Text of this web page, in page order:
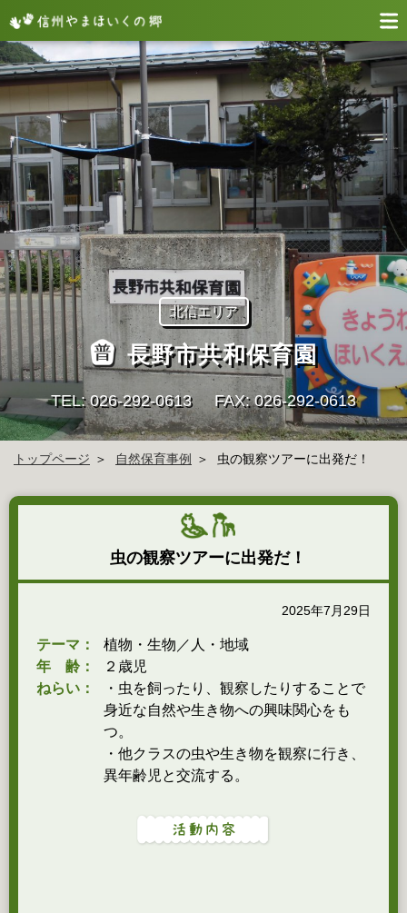
北信エリア
長野市共和保育園
TEL: 026-292-0613 FAX: 026-292-0613
トップページ 自然保育事例 虫の観察ツアーに出発だ！
虫の観察ツアーに出発だ！
2025年7月29日
テーマ：
植物・生物／人・地域
年 齢：
２歳児
ねらい：
・虫を飼ったり、観察したりすることで
身近な自然や生き物への興味関心をも
つ。
・他クラスの虫や生き物を観察に行き、
異年齢児と交流する。